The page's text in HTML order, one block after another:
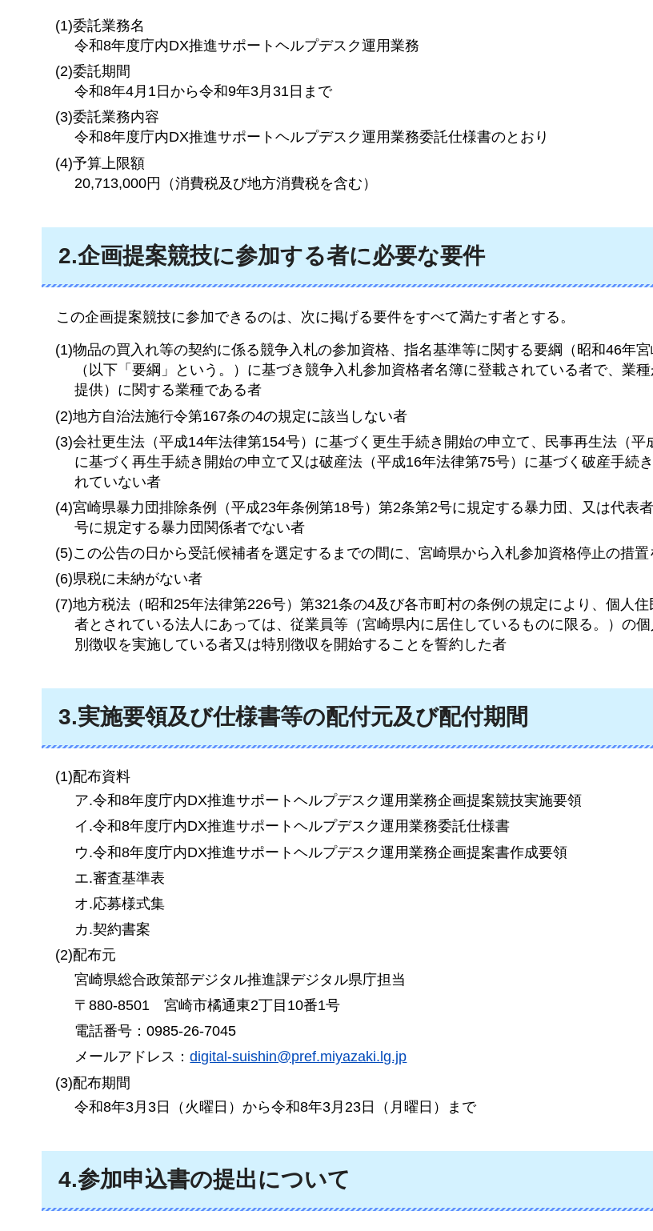
(1)委託業務名
令和8年度庁内DX推進サポートヘルプデスク運用業務
(2)委託期間
令和8年4月1日から令和9年3月31日まで
(3)委託業務内容
令和8年度庁内DX推進サポートヘルプデスク運用業務委託仕様書のとおり
(4)予算上限額
20,713,000円（消費税及び地方消費税を含む）
2.企画提案競技に参加する者に必要な要件
この企画提案競技に参加できるのは、次に掲げる要件をすべて満たす者とする。
(1)物品の買入れ等の契約に係る競争入札の参加資格、指名基準等に関する要綱（昭和46年宮
（以下「要綱」という。）に基づき競争入札参加資格者名簿に登載されている者で、業
提供）に関する業種である者
(2)地方自治法施行令第167条の4の規定に該当しない者
(3)会社更生法（平成14年法律第154号）に基づく更生手続き開始の申立て、民事再生法（平
に基づく再生手続き開始の申立て又は破産法（平成16年法律第75号）に基づく破産手続
れていない者
(4)宮崎県暴力団排除条例（平成23年条例第18号）第2条第2号に規定する暴力団、又は代表
号に規定する暴力団関係者でない者
(5)この公告の日から受託候補者を選定するまでの間に、宮崎県から入札参加資格停止の措
(6)県税に未納がない者
(7)地方税法（昭和25年法律第226号）第321条の4及び各市町村の条例の規定により、個人
者とされている法人にあっては、従業員等（宮崎県内に居住しているものに限る。）の
別徴収を実施している者又は特別徴収を開始することを誓約した者
3.実施要領及び仕様書等の配付元及び配付期間
(1)配布資料
ア.令和8年度庁内DX推進サポートヘルプデスク運用業務企画提案競技実施要領
イ.令和8年度庁内DX推進サポートヘルプデスク運用業務委託仕様書
ウ.令和8年度庁内DX推進サポートヘルプデスク運用業務企画提案書作成要領
エ.審査基準表
オ.応募様式集
カ.契約書案
(2)配布元
宮崎県総合政策部デジタル推進課デジタル県庁担当
〒880-8501
宮崎市橘通東2丁目10番1号
電話番号：0985-26-7045
メールアドレス：digital-suishin@pref.miyazaki.lg.jp
(3)配布期間
令和8年3月3日（火曜日）から令和8年3月23日（月曜日）まで
4.参加申込書の提出について